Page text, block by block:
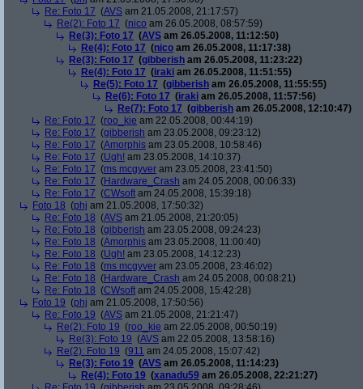
Re: Foto 17 (AVS am 21.05.2008, 21:17:57)
Re(2): Foto 17 (nico am 26.05.2008, 08:57:59)
Re(3): Foto 17 (AVS am 26.05.2008, 11:12:50)
Re(4): Foto 17 (nico am 26.05.2008, 11:17:38)
Re(3): Foto 17 (gibberish am 26.05.2008, 11:23:22)
Re(4): Foto 17 (iraki am 26.05.2008, 11:51:55)
Re(5): Foto 17 (gibberish am 26.05.2008, 11:55:55)
Re(6): Foto 17 (iraki am 26.05.2008, 11:57:56)
Re(7): Foto 17 (gibberish am 26.05.2008, 12:10:47)
Re: Foto 17 (roo_kie am 22.05.2008, 00:44:19)
Re: Foto 17 (gibberish am 23.05.2008, 09:23:12)
Re: Foto 17 (Amorphis am 23.05.2008, 10:58:46)
Re: Foto 17 (Ugh! am 23.05.2008, 14:10:37)
Re: Foto 17 (ms mcgyver am 23.05.2008, 23:41:50)
Re: Foto 17 (Hardware_Crash am 24.05.2008, 00:06:33)
Re: Foto 17 (CWsoft am 24.05.2008, 15:39:18)
Foto 18 (phj am 21.05.2008, 17:50:32)
Re: Foto 18 (AVS am 21.05.2008, 21:20:05)
Re: Foto 18 (gibberish am 23.05.2008, 09:24:23)
Re: Foto 18 (Amorphis am 23.05.2008, 11:00:40)
Re: Foto 18 (Ugh! am 23.05.2008, 14:12:23)
Re: Foto 18 (ms mcgyver am 23.05.2008, 23:46:02)
Re: Foto 18 (Hardware_Crash am 24.05.2008, 00:08:21)
Re: Foto 18 (CWsoft am 24.05.2008, 15:42:28)
Foto 19 (phj am 21.05.2008, 17:50:56)
Re: Foto 19 (AVS am 21.05.2008, 21:21:47)
Re(2): Foto 19 (roo_kie am 22.05.2008, 00:50:19)
Re(3): Foto 19 (AVS am 22.05.2008, 13:58:16)
Re(2): Foto 19 (911 am 24.05.2008, 15:07:42)
Re(3): Foto 19 (AVS am 26.05.2008, 11:14:23)
Re(4): Foto 19 (xanadu59 am 26.05.2008, 22:21:27)